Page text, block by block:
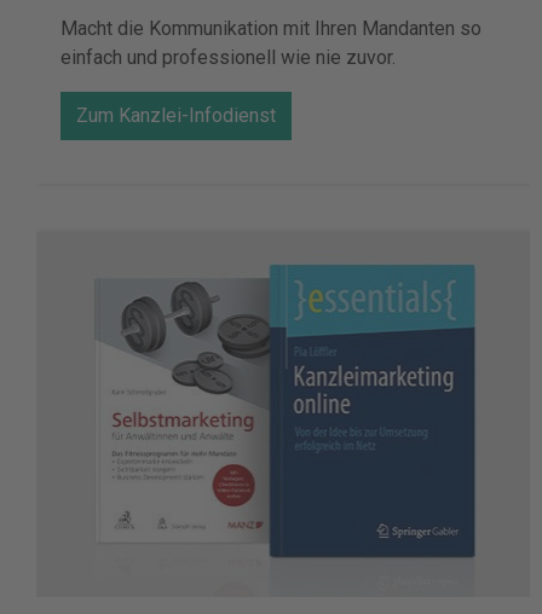
Macht die Kommunikation mit Ihren Mandanten so
einfach und professionell wie nie zuvor.
Zum Kanzlei-Infodienst